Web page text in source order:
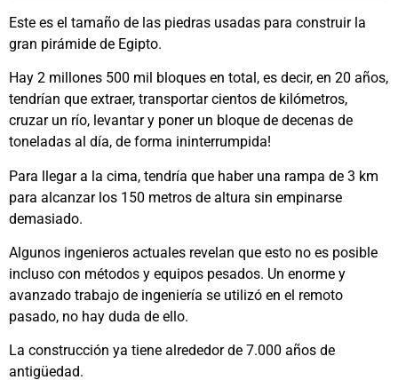
Este es el tamaño de las piedras usadas para construir la
gran pirámide de Egipto.
Hay 2 millones 500 mil bloques en total, es decir, en 20 años,
tendrían que extraer, transportar cientos de kilómetros,
cruzar un río, levantar y poner un bloque de decenas de
toneladas al día, de forma ininterrumpida!
Para llegar a la cima, tendría que haber una rampa de 3 km
para alcanzar los 150 metros de altura sin empinarse
demasiado.
Algunos ingenieros actuales revelan que esto no es posible
incluso con métodos y equipos pesados. Un enorme y
avanzado trabajo de ingeniería se utilizó en el remoto
pasado, no hay duda de ello.
La construcción ya tiene alrededor de 7.000 años de
antigüedad.